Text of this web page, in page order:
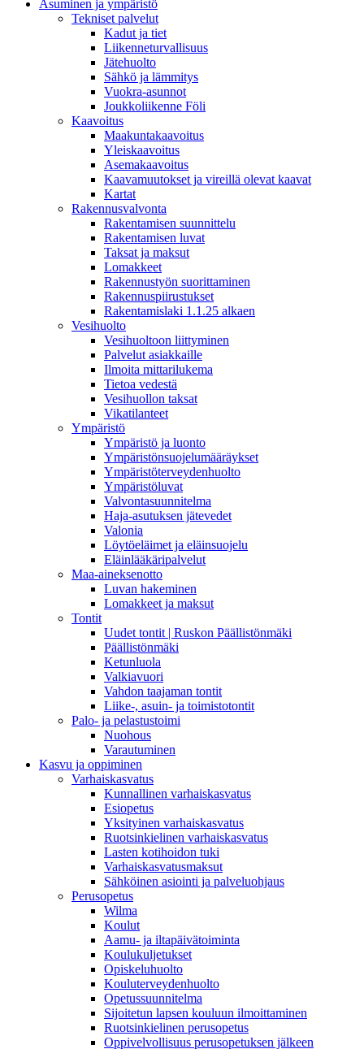
Asuminen ja ympäristö
Tekniset palvelut
Kadut ja tiet
Liikenneturvallisuus
Jätehuolto
Sähkö ja lämmitys
Vuokra-asunnot
Joukkoliikenne Föli
Kaavoitus
Maakuntakaavoitus
Yleiskaavoitus
Asemakaavoitus
Kaavamuutokset ja vireillä olevat kaavat
Kartat
Rakennusvalvonta
Rakentamisen suunnittelu
Rakentamisen luvat
Taksat ja maksut
Lomakkeet
Rakennustyön suorittaminen
Rakennuspiirustukset
Rakentamislaki 1.1.25 alkaen
Vesihuolto
Vesihuoltoon liittyminen
Palvelut asiakkaille
Ilmoita mittarilukema
Tietoa vedestä
Vesihuollon taksat
Vikatilanteet
Ympäristö
Ympäristö ja luonto
Ympäristönsuojelumääräykset
Ympäristöterveydenhuolto
Ympäristöluvat
Valvontasuunnitelma
Haja-asutuksen jätevedet
Valonia
Löytöeläimet ja eläinsuojelu
Eläinlääkäripalvelut
Maa-aineksenotto
Luvan hakeminen
Lomakkeet ja maksut
Tontit
Uudet tontit | Ruskon Päällistönmäki
Päällistönmäki
Ketunluola
Valkiavuori
Vahdon taajaman tontit
Liike-, asuin- ja toimistotontit
Palo- ja pelastustoimi
Nuohous
Varautuminen
Kasvu ja oppiminen
Varhaiskasvatus
Kunnallinen varhaiskasvatus
Esiopetus
Yksityinen varhaiskasvatus
Ruotsinkielinen varhaiskasvatus
Lasten kotihoidon tuki
Varhaiskasvatusmaksut
Sähköinen asiointi ja palveluohjaus
Perusopetus
Wilma
Koulut
Aamu- ja iltapäivätoiminta
Koulukuljetukset
Opiskeluhuolto
Kouluterveydenhuolto
Opetussuunnitelma
Sijoitetun lapsen kouluun ilmoittaminen
Ruotsinkielinen perusopetus
Oppivelvollisuus perusopetuksen jälkeen